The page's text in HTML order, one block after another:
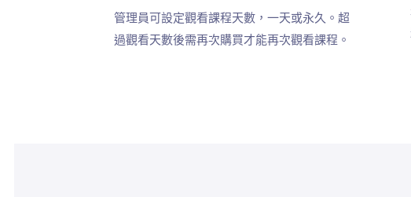
管理員可設定觀看課程天數，一天或永久。超
過觀看天數後需再次購買才能再次觀看課程。